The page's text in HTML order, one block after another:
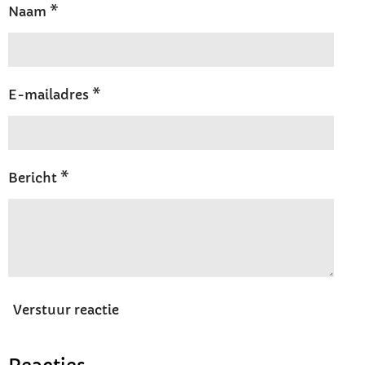
Naam *
E-mailadres *
Bericht *
Verstuur reactie